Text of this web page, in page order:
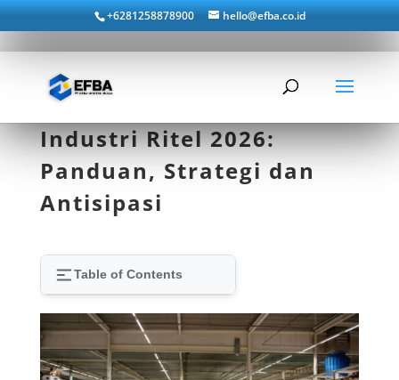
+6281258878900 hello@efba.co.id
Industri Ritel 2026:
Panduan, Strategi dan
Antisipasi
Table of Contents